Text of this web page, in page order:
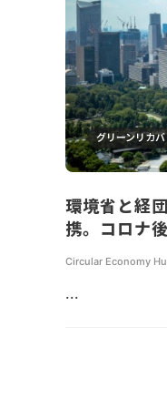
グリーンリカバ
環境省と経
携。コロナ
Circular Economy
...